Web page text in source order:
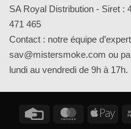
SA Royal Distribution - Siret :
471 465
Contact : notre équipe
sav@mistersmoke.com ou
lundi au vendredi de 9h à 17h.
Credit
MasterCard